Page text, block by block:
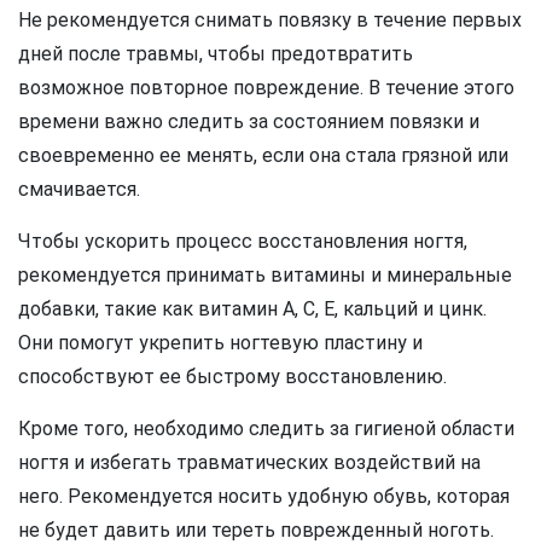
Не рекомендуется снимать повязку в течение первых
дней после травмы, чтобы предотвратить
возможное повторное повреждение. В течение этого
времени важно следить за состоянием повязки и
своевременно ее менять, если она стала грязной или
смачивается.
Чтобы ускорить процесс восстановления ногтя,
рекомендуется принимать витамины и минеральные
добавки, такие как витамин А, С, Е, кальций и цинк.
Они помогут укрепить ногтевую пластину и
способствуют ее быстрому восстановлению.
Кроме того, необходимо следить за гигиеной области
ногтя и избегать травматических воздействий на
него. Рекомендуется носить удобную обувь, которая
не будет давить или тереть поврежденный ноготь.